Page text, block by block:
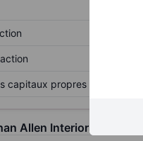
capitaux propres
Allen Interiors Inc.